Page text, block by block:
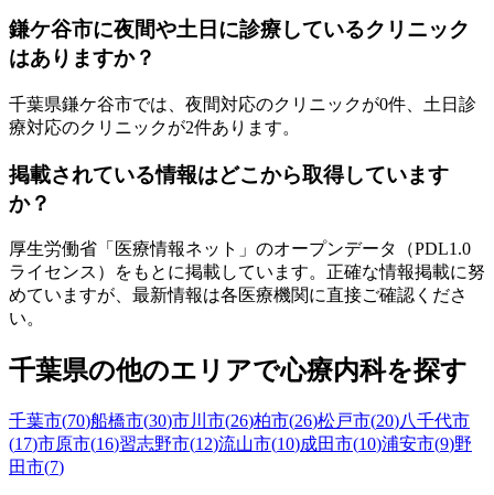
鎌ケ谷市に夜間や土日に診療しているクリニック
はありますか？
千葉県鎌ケ谷市では、夜間対応のクリニックが0件、土日診
療対応のクリニックが2件あります。
掲載されている情報はどこから取得しています
か？
厚生労働省「医療情報ネット」のオープンデータ（PDL1.0
ライセンス）をもとに掲載しています。正確な情報掲載に努
めていますが、最新情報は各医療機関に直接ご確認くださ
い。
千葉県の他のエリアで心療内科を探す
千葉市(70)船橋市(30)市川市(26)柏市(26)松戸市(20)八千代市
(17)市原市(16)習志野市(12)流山市(10)成田市(10)浦安市(9)野
田市(7)